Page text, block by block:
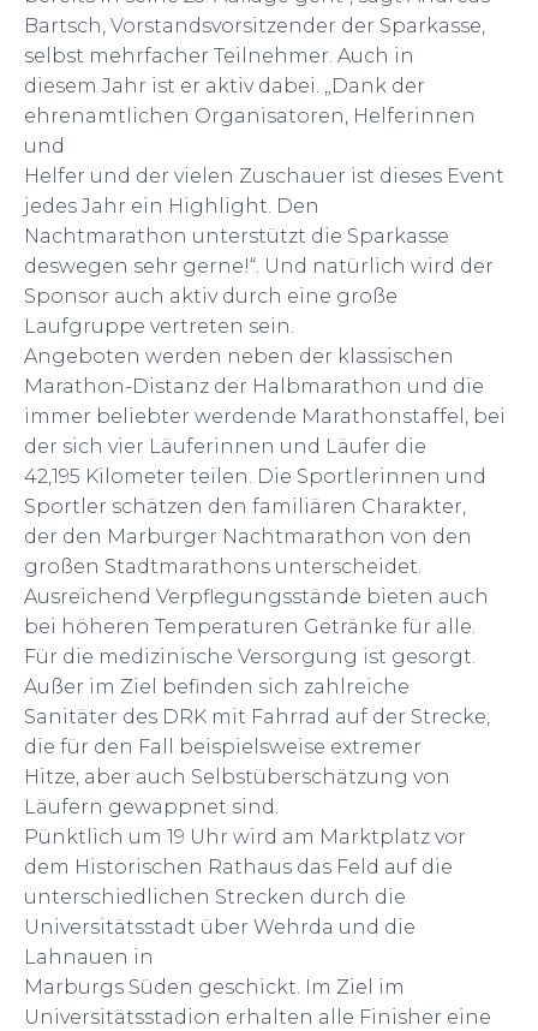
Bartsch, Vorstandsvorsitzender der Sparkasse,
selbst mehrfacher Teilnehmer. Auch in
diesem Jahr ist er aktiv dabei. „Dank der
ehrenamtlichen Organisatoren, Helferinnen
und
Helfer und der vielen Zuschauer ist dieses Event
jedes Jahr ein Highlight. Den
Nachtmarathon unterstützt die Sparkasse
deswegen sehr gerne!“. Und natürlich wird der
Sponsor auch aktiv durch eine große
Laufgruppe vertreten sein.
Angeboten werden neben der klassischen
Marathon-Distanz der Halbmarathon und die
immer beliebter werdende Marathonstaffel, bei
der sich vier Läuferinnen und Läufer die
42,195 Kilometer teilen. Die Sportlerinnen und
Sportler schätzen den familiären Charakter,
der den Marburger Nachtmarathon von den
großen Stadtmarathons unterscheidet.
Ausreichend Verpflegungsstände bieten auch
bei höheren Temperaturen Getränke für alle.
Für die medizinische Versorgung ist gesorgt.
Außer im Ziel befinden sich zahlreiche
Sanitäter des DRK mit Fahrrad auf der Strecke,
die für den Fall beispielsweise extremer
Hitze, aber auch Selbstüberschätzung von
Läufern gewappnet sind.
Pünktlich um 19 Uhr wird am Marktplatz vor
dem Historischen Rathaus das Feld auf die
unterschiedlichen Strecken durch die
Universitätsstadt über Wehrda und die
Lahnauen in
Marburgs Süden geschickt. Im Ziel im
Universitätsstadion erhalten alle Finisher eine